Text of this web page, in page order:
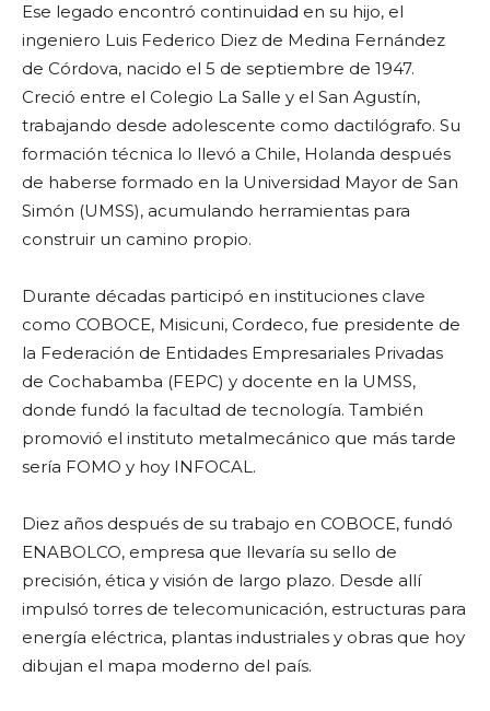
Ese legado encontró continuidad en su hijo, el
ingeniero Luis Federico Diez de Medina Fernández
de Córdova, nacido el 5 de septiembre de 1947.
Creció entre el Colegio La Salle y el San Agustín,
trabajando desde adolescente como dactilógrafo. Su
formación técnica lo llevó a Chile, Holanda después
de haberse formado en la Universidad Mayor de San
Simón (UMSS), acumulando herramientas para
construir un camino propio.
Durante décadas participó en instituciones clave
como COBOCE, Misicuni, Cordeco, fue presidente de
la Federación de Entidades Empresariales Privadas
de Cochabamba (FEPC) y docente en la UMSS,
donde fundó la facultad de tecnología. También
promovió el instituto metalmecánico que más tarde
sería FOMO y hoy INFOCAL.
Diez años después de su trabajo en COBOCE, fundó
ENABOLCO, empresa que llevaría su sello de
precisión, ética y visión de largo plazo. Desde allí
impulsó torres de telecomunicación, estructuras para
energía eléctrica, plantas industriales y obras que hoy
dibujan el mapa moderno del país.